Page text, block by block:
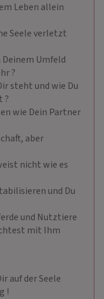
Leben allein
Seele verletzt
Deinem Umfeld
?
steht und wie Du
?
wie Dein Partner
aber
nicht wie es
und Du
und Nutztiere
mit Ihm
auf der Seele
!